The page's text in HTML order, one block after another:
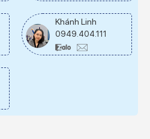
Khánh Linh
0949.404.111